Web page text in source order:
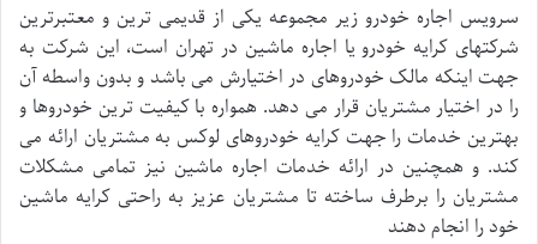
سرویس اجاره خودرو زیر مجموعه یکی از قدیمی ترین و معتبرترین
شرکتهای کرایه خودرو یا اجاره ماشین در تهران است، این شرکت به
جهت اینکه مالک خودروهای در اختیارش می باشد و بدون واسطه آن
را در اختیار مشتریان قرار می دهد. همواره با کیفیت ترین خودروها و
بهترین خدمات را جهت کرایه خودروهای لوکس به مشتریان ارائه می
کند. و همچنین در ارائه خدمات اجاره ماشین نیز تمامی مشکلات
مشتریان را برطرف ساخته تا مشتریان عزیز به راحتی کرایه ماشین
خود را انجام دهند